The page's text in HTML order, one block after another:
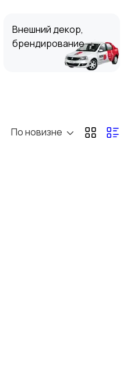
Внешний декор,
брендирование
По новизне